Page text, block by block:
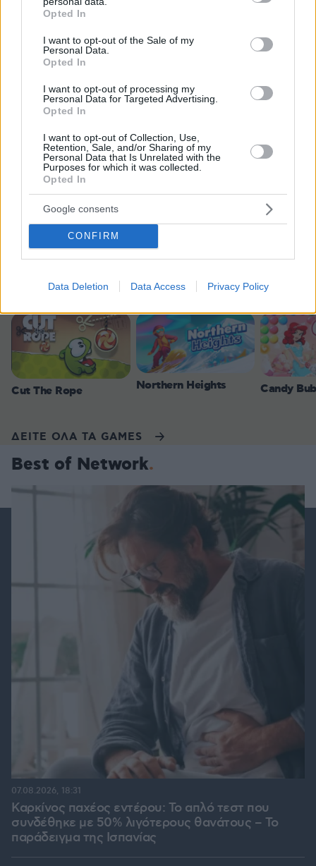
grant or deny consent to Google and its third-party tags to
use your data for below specified purposes in below Google
consent section.
Opted In
I want to opt-out of the Sale of my
Personal Data.
Opted In
I want to opt-out of processing my
Personal Data for Targeted Advertising.
Opted In
I want to opt-out of Collection, Use,
Retention, Sale, and/or Sharing of my
Personal Data that Is Unrelated with the
Purposes for which it was collected.
Opted In
Google consents
CONFIRM
Data Deletion Data Access Privacy Policy
«Άξιζε να θέσουμε σε κίνδυνο μια
οικογένεια λύκων, για να σώσουμε
έναν σκύλο; Όχι» λέει ο ερευνητής
μετά τις επικρίσεις για τον θάνατο του
λευκού κουταβιού
07.08.2026, 18:54
Νέες καταγγελίες στην Ελπίδα για τη
Δημοκρατία: Γρατσία, Γαλανός,
Καρυστιανού και αυλικοί το
μετέτρεψαν σε φοβικό αρχηγικό
07.08.2026, 19:33
Games
Cut The Rope Northern Heights Candy
ΔΕΙΤΕ ΟΛΑ ΤΑ GAMES
Best of Network
Καρκίνος παχέος εντέρου: Το απλό τεστ που
συνδέθηκε με 50% λιγότερους θανάτους – Το
παράδειγμα της Ισπανίας
07.08.2026, 18:31